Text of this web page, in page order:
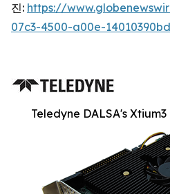
진: https://
07c3-4500-a00e-
Teledyne DALSA's Xtium3